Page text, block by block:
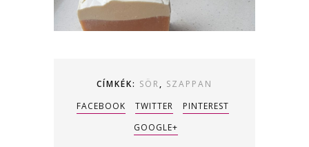
CÍMKÉK: SÖR, SZAPPAN
FACEBOOK
TWITTER
PINTEREST
GOOGLE+